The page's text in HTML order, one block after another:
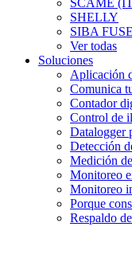
SCAME
SHELLY
SIBA
Ver todas
Soluciones
Aplicación
Comunica
Contador
Control de
Datalogger
Detección
Medición
Monitoreo
Monitoreo
Porque
Respaldo